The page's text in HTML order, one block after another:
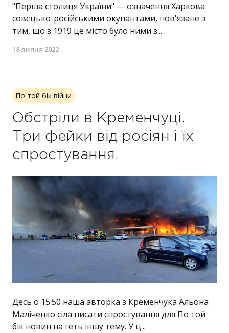
"Перша столиця України" — означення Харкова
совєцько-російськими окупантами, пов'язане з
тим, що з 1919 це місто було ними з...
18 липня 2022
По той бік війни
Обстріли в Кременчуці.
Три фейки від росіян і їх
спростування.
Десь о 15:50 наша авторка з Кременчука Альона
Маліченко сіла писати спростування для По той
бік новин на геть іншу тему. У ц...